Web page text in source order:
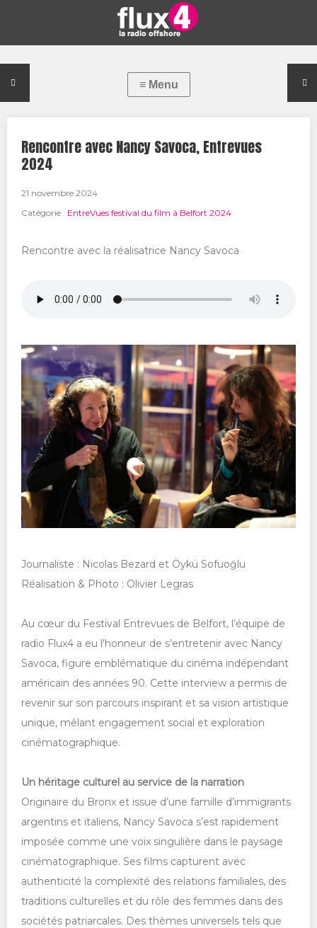
Rencontre avec Nancy Savoca, Entrevues
2024
21 novembre 2024
Catégorie : EntreVues festival du film à Belfort 2024
Rencontre avec la réalisatrice Nancy Savoca
Journaliste : Nicolas Bezard et Öykü Sofuoğlu
Réalisation & Photo : Olivier Legras
Au cœur du Festival Entrevues de Belfort, l’équipe de
radio Flux4 a eu l'honneur de s’entretenir avec Nancy
Savoca, figure emblématique du cinéma indépendant
américain des années 90. Cette interview a permis de
revenir sur son parcours inspirant et sa vision artistique
unique, mêlant engagement social et exploration
cinématographique.
Un héritage culturel au service de la narration
Originaire du Bronx et issue d’une famille d’immigrants
argentins et italiens, Nancy Savoca s’est rapidement
imposée comme une voix singulière dans le paysage
cinématographique. Ses films capturent avec
authenticité la complexité des relations familiales, des
traditions culturelles et du rôle des femmes dans des
sociétés patriarcales. Des thèmes universels tels que